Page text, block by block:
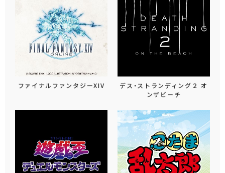
ファイナルファンタジーXIV
デス・ストランディング２ オ
ンザビーチ